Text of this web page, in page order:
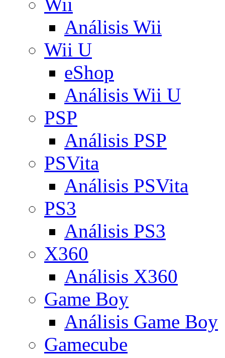
Análisis Wii
Wii U
eShop
Análisis Wii U
PSP
Análisis PSP
PSVita
Análisis PSVita
PS3
Análisis PS3
X360
Análisis X360
Game Boy
Análisis Game Boy
Gamecube